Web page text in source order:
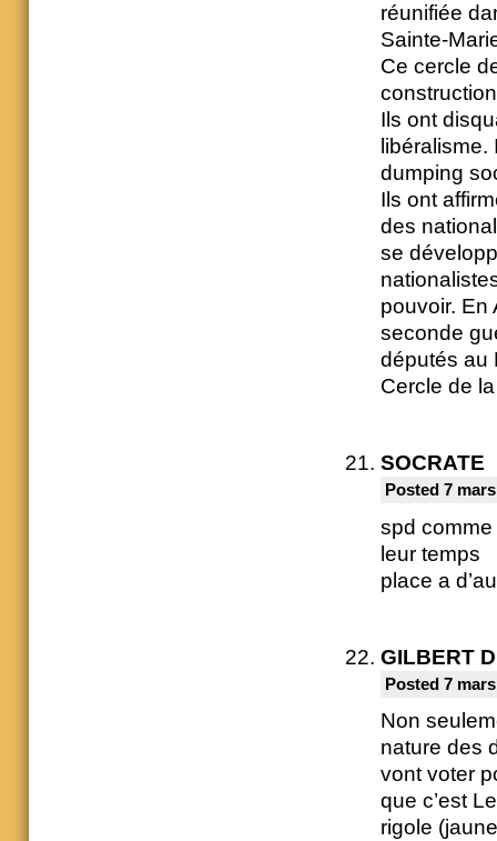
réunifiée
Sainte-
Ce cercle
Ils ont
dumping
Ils ont
des
se
pouvoir. En
seconde
députés au
Cercle de
SOCRATE
Posted 7
spd
leur temps
place a
GILBERT
Posted 7
Non
nature des
vont voter
que c’est
rigole